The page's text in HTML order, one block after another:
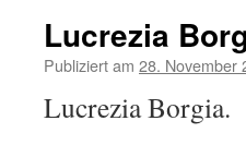
Lucrezia
Publiziert am 28. November
Lucrezia Borgia.